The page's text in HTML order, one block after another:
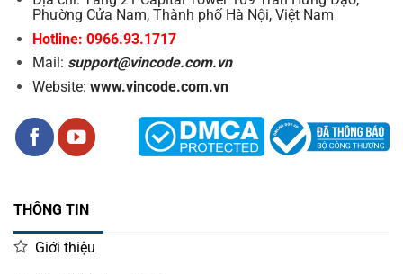
Phường Cửa Nam, Thành phố Hà Nội, Việt Nam
Hotline: 0966.93.1717
Mail: support@vincode.com.vn
Website: www.vincode.com.vn
THÔNG TIN
Giới thiệu